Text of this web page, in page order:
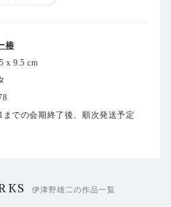
日[土]
and Holidays
椿
x 9.5 cm
までの会期終了後、順次発送予定
伊津野雄二の作品一覧